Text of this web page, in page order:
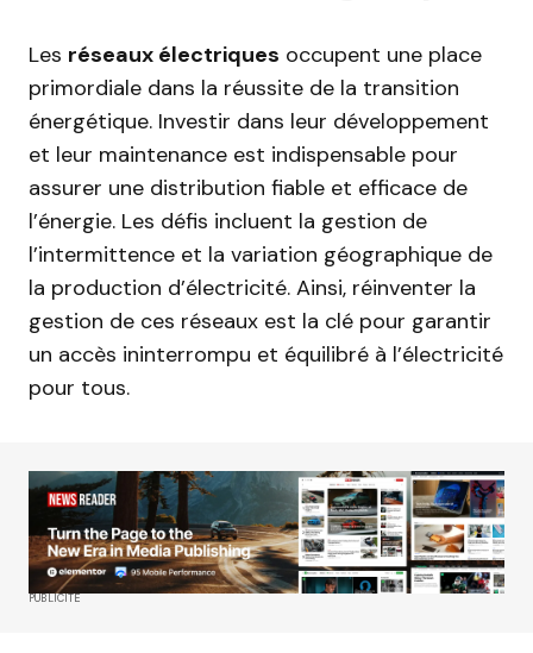
Les réseaux électriques occupent une place
primordiale dans la réussite de la transition
énergétique. Investir dans leur développement
et leur maintenance est indispensable pour
assurer une distribution fiable et efficace de
l’énergie. Les défis incluent la gestion de
l’intermittence et la variation géographique de
la production d’électricité. Ainsi, réinventer la
gestion de ces réseaux est la clé pour garantir
un accès ininterrompu et équilibré à l’électricité
pour tous.
PUBLICITÉ